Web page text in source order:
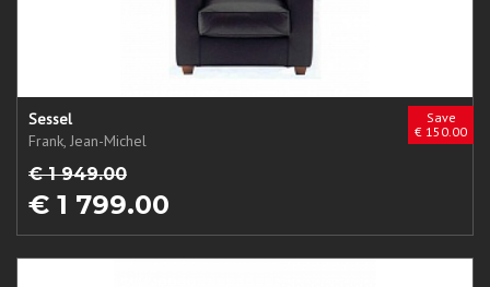
Save
€ 150.00
Sessel
Frank, Jean-Michel
€ 1 949.00
€ 1 799.00